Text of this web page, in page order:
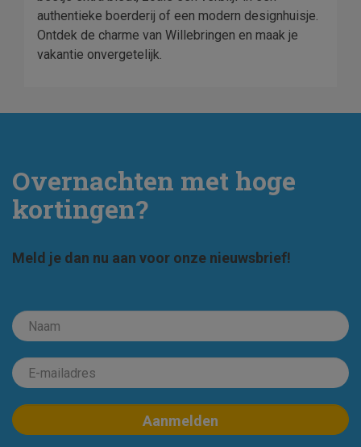
authentieke boerderij of een modern designhuisje.
Ontdek de charme van Willebringen en maak je
vakantie onvergetelijk.
Overnachten met hoge
kortingen?
Meld je dan nu aan voor onze nieuwsbrief!